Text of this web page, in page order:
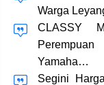
Warga
CLASSY
Yamaha…
Segini